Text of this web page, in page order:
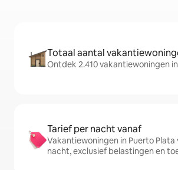
Totaal aantal
Ontdek 2.410 vakantiewoningen
Tarief per nacht vanaf
Vakantiewoningen in Puerto Plata
nacht, exclusief belastingen en